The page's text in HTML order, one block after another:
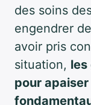
des soins
engendrer
avoir pris
situation, les
pour